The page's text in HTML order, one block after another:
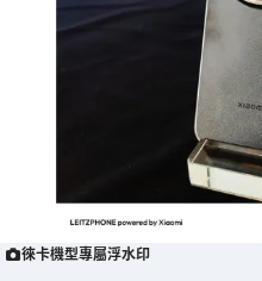
徠卡機型專屬浮水印